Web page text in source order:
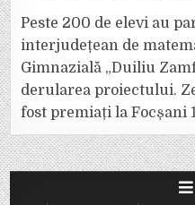
Peste 200 de elevi au
interjudețean de
Gimnazială „Duiliu
derularea proiectului.
fost premiați la Focșani